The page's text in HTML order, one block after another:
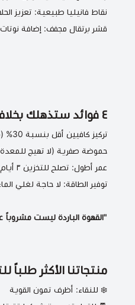
نقاط فانيليا طبيعية: تعزيز
قشر برتقال مجفف: إضافة
٤ فوائد ستذهلك بخلاف النكهة !
تركيز كافيين أقل بنسبة 30% (مثالي للحساسين)
حموضة صفرية (لا تهيج
عمر أطول: تصلح للتخزين ٣ أيام في الثلاجة
توفير الطاقة: لا حاجة لغلي
"القهوة الباردة ليست
منتجاتنا الأكثر طلباً
❄️ للنقاء: أظرف تمون القوية